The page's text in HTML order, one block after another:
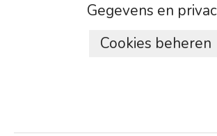
Gegevens en
Cookies beheren